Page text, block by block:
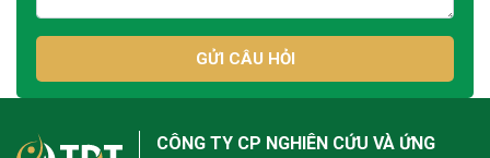
GỬI CÂU HỎI
CÔNG TY CP NGHIÊN CỨU VÀ ỨNG